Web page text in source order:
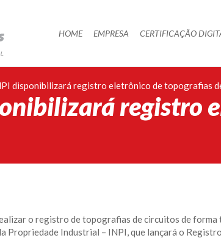
HOME EMPRESA CERTIFICAÇÃO
disponibilizará registro eletrônico de topografias
registro
o registro de topografias de circuitos de
Propriedade Industrial – INPI, que lançará o